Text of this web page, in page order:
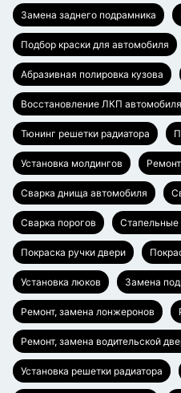
Замена заднего подрамника
Подбор краски для автомобиля
Абразивная полировка кузова
Восстановление ЛКП автомобиля
Тюнинг решетки радиатора
Установка молдингов
Сварка днища автомобиля
Сварка порогов Стапельные
Покраска ручки двери
Установка люков Замена
Ремонт, замена лонжеронов
Ремонт, замена водительской
Установка решетки радиатора